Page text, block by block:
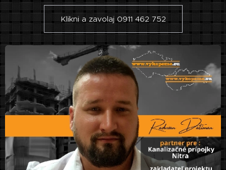
Klikni a zavolaj 0911 462 752